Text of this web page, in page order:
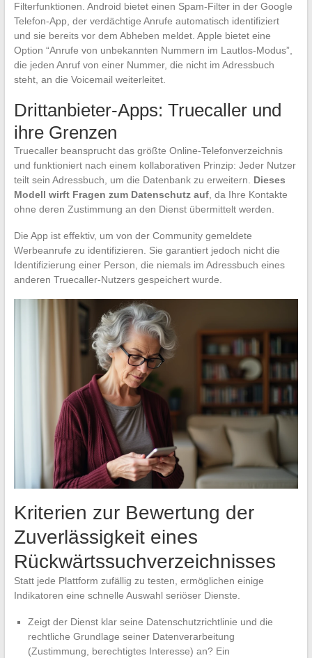
Filterfunktionen. Android bietet einen Spam-Filter in der Google
Telefon-App, der verdächtige Anrufe automatisch identifiziert
und sie bereits vor dem Abheben meldet. Apple bietet eine
Option “Anrufe von unbekannten Nummern im Lautlos-Modus”,
die jeden Anruf von einer Nummer, die nicht im Adressbuch
steht, an die Voicemail weiterleitet.
Drittanbieter-Apps: Truecaller und
ihre Grenzen
Truecaller beansprucht das größte Online-Telefonverzeichnis
und funktioniert nach einem kollaborativen Prinzip: Jeder Nutzer
teilt sein Adressbuch, um die Datenbank zu erweitern. Dieses
Modell wirft Fragen zum Datenschutz auf, da Ihre Kontakte
ohne deren Zustimmung an den Dienst übermittelt werden.
Die App ist effektiv, um von der Community gemeldete
Werbeanrufe zu identifizieren. Sie garantiert jedoch nicht die
Identifizierung einer Person, die niemals im Adressbuch eines
anderen Truecaller-Nutzers gespeichert wurde.
Kriterien zur Bewertung der
Zuverlässigkeit eines
Rückwärtssuchverzeichnisses
Statt jede Plattform zufällig zu testen, ermöglichen einige
Indikatoren eine schnelle Auswahl seriöser Dienste.
Zeigt der Dienst klar seine Datenschutzrichtlinie und die
rechtliche Grundlage seiner Datenverarbeitung
(Zustimmung, berechtigtes Interesse) an? Ein